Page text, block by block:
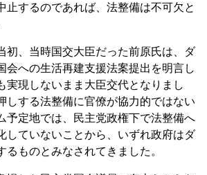
止するのであれば、法整備は不可欠と
、当時国交大臣だった前原氏は、ダ
会への生活再建支援法案提出を明言し
実現しないまま大臣交代となりまし
しする法整備に官僚が協力的ではない
予定地では、民主党政権下で法整備へ
していないことから、いずれ政府はダ
るものとみなされてきました。